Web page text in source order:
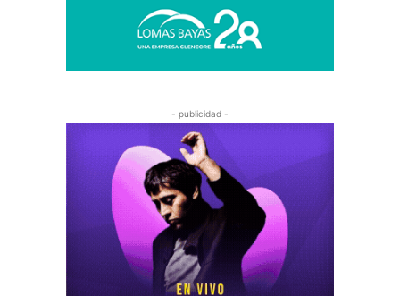
- publicidad -